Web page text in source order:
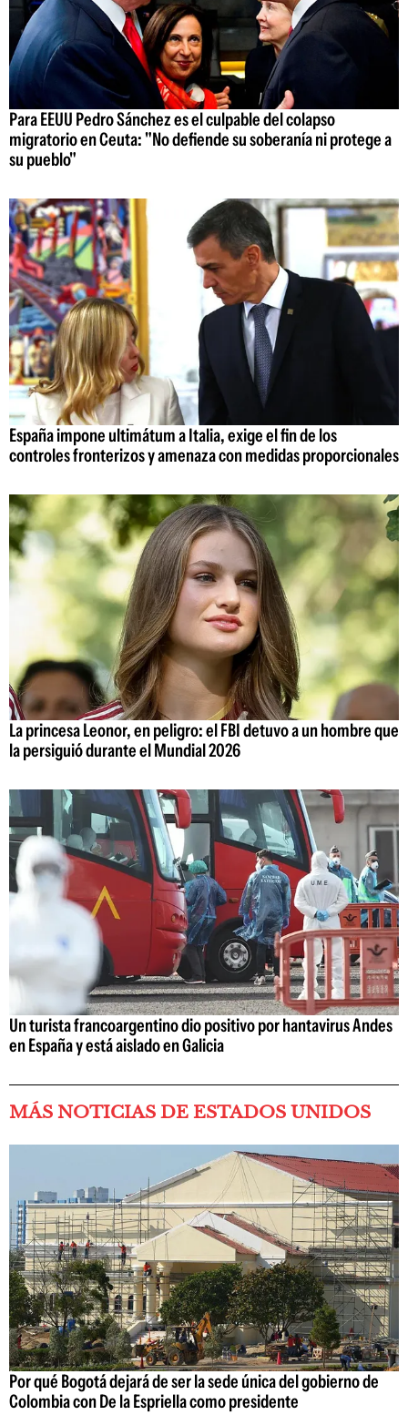
Para EEUU Pedro Sánchez es el culpable del colapso
migratorio en Ceuta: "No defiende su soberanía ni protege a
su pueblo"
España impone ultimátum a Italia, exige el fin de los
controles fronterizos y amenaza con medidas proporcionales
La princesa Leonor, en peligro: el FBI detuvo a un hombre que
la persiguió durante el Mundial 2026
Un turista francoargentino dio positivo por hantavirus Andes
en España y está aislado en Galicia
MÁS NOTICIAS DE ESTADOS UNIDOS
Por qué Bogotá dejará de ser la sede única del gobierno de
Colombia con De la Espriella como presidente